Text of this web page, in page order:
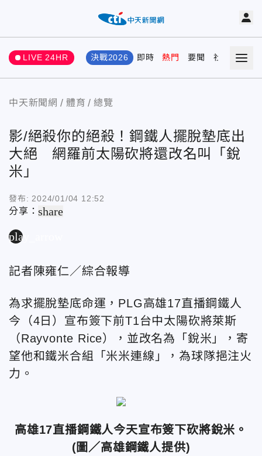
LIVE 24HR 決戰2026 即時 熱門 要聞 社會 娛樂
中天新聞網 體育 總覽
影/絕殺你的絕殺！鋼鐵人擺脫墊底出
大絕 網羅前太陽砍將還改名叫「銳
米」
發布: 2024/01/04 12:52
分享：share
play_arrow
記者陳雍仁／綜合報導
為求擺脫墊底命運，PLG高雄17直播鋼鐵人
今（4日）宣布簽下前T1台中太陽砍將萊斯
（Rayvonte Rice），並改名為「銳米」，寄
望他和鐵米合組「米米連線」，為球隊挹注火
力。
高雄17直播鋼鐵人今天宣布簽下砍將銳米。
(圖／高雄鋼鐵人提供)